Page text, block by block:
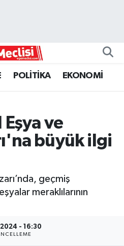
POLİTİKA EKONOMİ
ve
büyük ilgi
geçmiş
meraklılarının
- 16:30